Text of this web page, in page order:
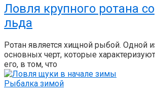
Ловля крупного ротана со
льда
Ротан является хищной рыбой. Одной
основных черт, которые характеризуют
его, в том, что
Рыбалка зимой